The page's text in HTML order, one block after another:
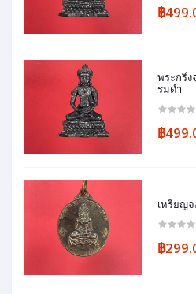
฿
พระกริ่
รมดำ
฿
เหรียญ
฿